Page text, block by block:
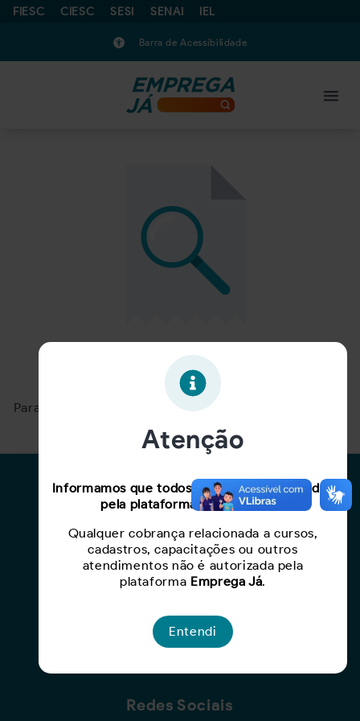
FIESC CIESC SESI SENAI IEL
Barra de Acessibilidade
Oportunidade expirada!
Para ver mais, acesse a páginaBuscar Oportunidades.
Para Candidatos
Cadastro de Currículo
Capacite-se
Criar Oportunidade
Redes Sociais
Atenção
Informamos que todos os serviços oferecidos
pela plataforma são gratuitos.
Qualquer cobrança relacionada a cursos,
cadastros, capacitações ou outros
atendimentos não é autorizada pela
plataforma Emprega Já.
Entendi